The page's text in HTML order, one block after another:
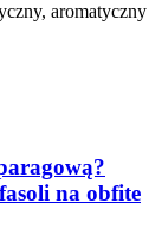
aromatyczny
na obfite